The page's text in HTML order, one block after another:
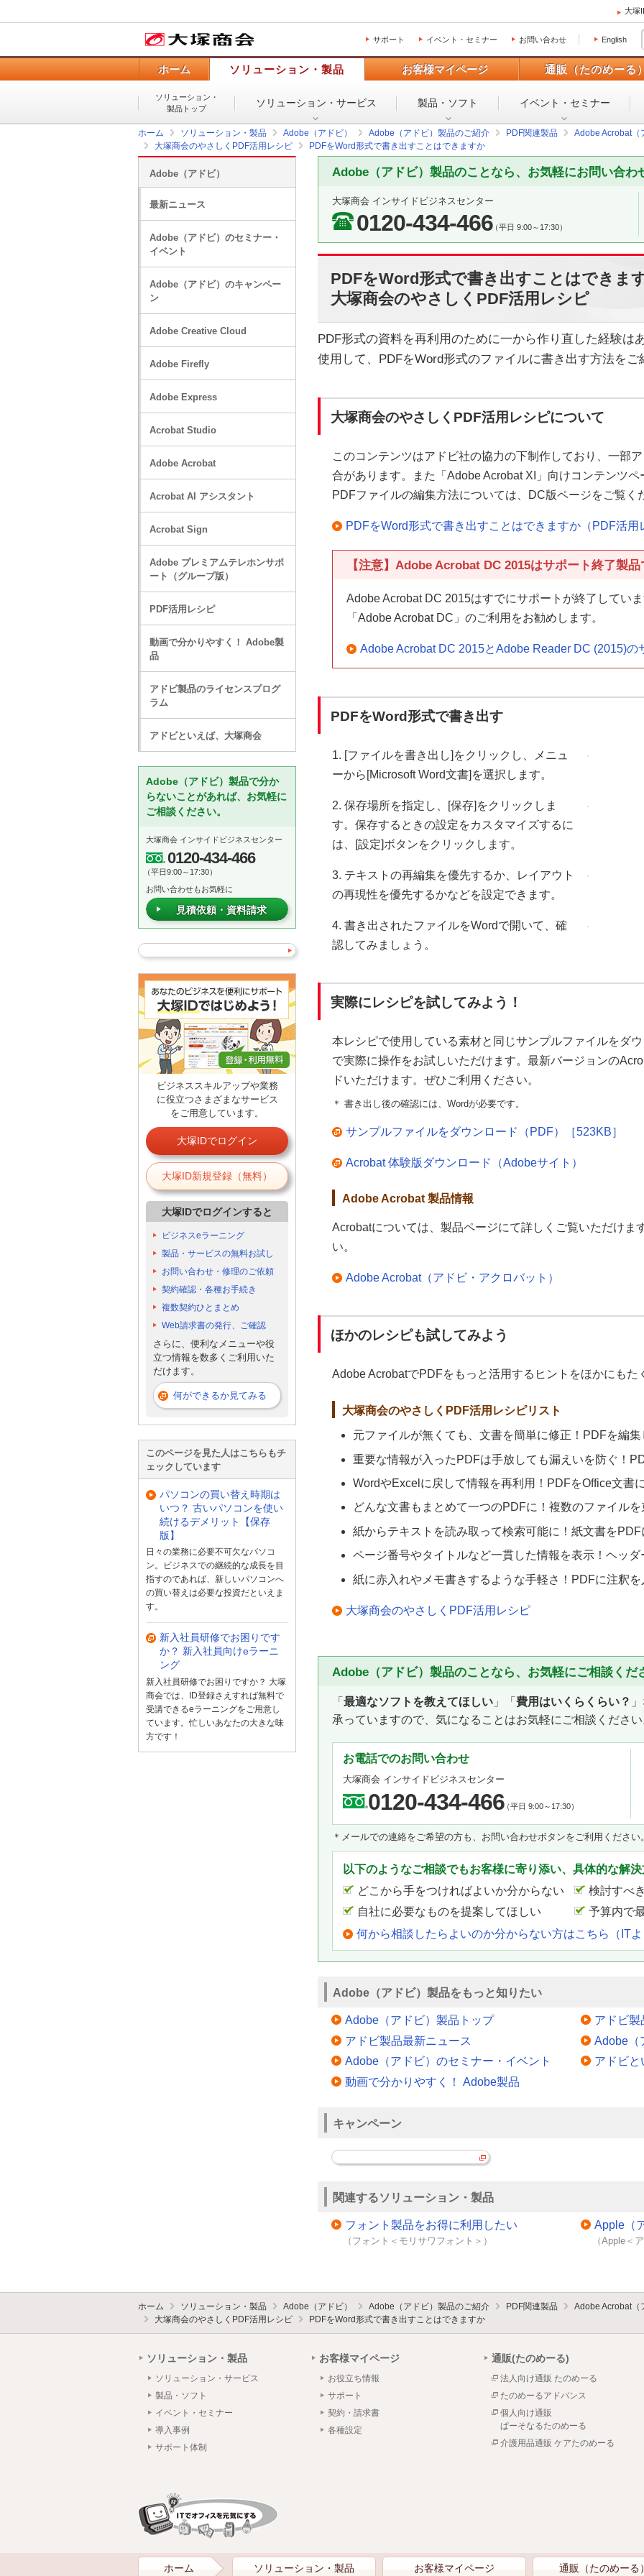
大塚
サポート イベント・セミナー お問い合わせ English
ホーム ソリューション・製品 お客様マイページ 通販（たのめーる）
ソリューション・
製品トップ
ソリューション・ サービス 製品・ソフト イベント・ セミナー
ホーム ソリューション・製品 Adobe（アドビ） Adobe（アドビ）製品のご紹介 PDF関連製品
Adobe Acrobat（
大塚商会のやさしくPDF活用レシピ
PDFをWord形式で書き出すことはできますか
Adobe（アドビ）製品のことなら、お気軽にお問い合わ
大塚商会 インサイドビジネスセンター
0120-434-466（平日 9:00～17:30）
PDFをWord形式で書き出すことはできま
大塚商会のやさしくPDF活用レシピ
PDF形式の資料を再利用のために一から作り直した経験は
使用して、PDFをWord形式のファイルに書き出す方法をご
大塚商会のやさしくPDF活用レシピについて
このコンテンツはアドビ社の協力の下制作しており、一部
合があります。また「Adobe Acrobat XI」向けコンテンツ
PDFファイルの編集方法については、DC版ページをご覧く
PDFをWord形式で書き出すことはできますか（PDF活用
【注意】Adobe Acrobat DC 2015はサポート終了製品
Adobe Acrobat DC 2015はすでにサポートが終了してい
「Adobe Acrobat DC」のご利用をお勧めします。
Adobe Acrobat DC 2015とAdobe Reader DC (2015)の
PDFをWord形式で書き出す
1. [ファイルを書き出し]をクリックし、メニュ
ーから[Microsoft Word文書]を選択します。
2. 保存場所を指定し、[保存]をクリックしま
す。保存するときの設定をカスタマイズするに
は、[設定]ボタンをクリックします。
3. テキストの再編集を優先するか、レイアウト
の再現性を優先するかなどを設定できます。
4. 書き出されたファイルをWordで開いて、確
認してみましょう。
実際にレシピを試してみよう！
本レシピで使用している素材と同じサンプルファイルをダ
で実際に操作をお試しいただけます。最新バージョンの
ドいただけます。ぜひご利用ください。
＊ 書き出し後の確認には、Wordが必要です。
サンプルファイルをダウンロード（PDF）［523KB］
Acrobat 体験版ダウンロード（Adobeサイト）
Adobe Acrobat 製品情報
Acrobatについては、製品ページにて詳しくご覧いただけま
い。
Adobe Acrobat（アドビ・アクロバット）
ほかのレシピも試してみよう
Adobe AcrobatでPDFをもっと活用するヒントをほかにもた
大塚商会のやさしくPDF活用レシピリスト
元ファイルが無くても、文書を簡単に修正！PDFを編
重要な情報が入ったPDFは手放しても漏えいを防ぐ！
WordやExcelに戻して情報を再利用！PDFをOffice文書
どんな文書もまとめて一つのPDFに！複数のファイル
紙からテキストを読み取って検索可能に！紙文書を
ページ番号やタイトルなど一貫した情報を表示！ヘッ
紙に赤入れやメモ書きするような手軽さ！PDFに注釈
大塚商会のやさしくPDF活用レシピ
Adobe（アドビ）製品のことなら、お気軽にご相談くだ
「 最適なソフトを教えてほしい 」「 費用はいくらくらい？
承っていますので、気になることはお気軽にご相談ください
お電話でのお問い合わせ
大塚商会 インサイドビジネスセンター
0120-434-466（平日 9:00～17:30）
＊メールでの連絡をご希望の方も、お問い合わせボタンをご利用ください。
以下のようなご相談でもお客様に寄り添い、具体的な解
どこから手をつければよいか分からない
検討すべ
自社に必要なものを提案してほしい
予算内で
何から相談したらよいのか分からない方はこちら（ITよ
Adobe（アドビ）製品をもっと知りたい
Adobe（アドビ）製品トップ
アドビ製品最新ニュース
Adobe（アドビ）のセミナー・イベント
動画で分かりやすく！ Adobe製品
アドビ製
Adobe（
アドビと
キャンペーン
関連するソリューション・製品
フォント製品をお得に利用したい
（フォント＜モリサワフォント＞）
Apple（
（Apple＜
Adobe（アドビ）
最新ニュース
Adobe（アドビ）のセミナー・
イベント
Adobe（アドビ）のキャンペー
ン
Adobe Creative Cloud
Adobe Firefly
Adobe Express
Acrobat Studio
Adobe Acrobat
Acrobat AI アシスタント
Acrobat Sign
Adobe プレミアムテレホンサポ
ート（グループ版）
PDF活用レシピ
動画で分かりやすく！ Adobe製
品
アドビ製品のライセンスプログ
ラム
アドビといえば、大塚商会
Adobe（アドビ）製品で分か
らないことがあれば、お気軽に
ご相談ください。
大塚商会 インサイドビジネスセンター
0120-434-466
（平日9:00～17:30）
お問い合わせもお気軽に
見積依頼・資料請求
ビジネススキルアップや業務
に役立つさまざまなサービス
をご用意しています。
大塚IDでログイン
大塚ID新規登録（無料）
大塚IDでログインすると
ビジネスeラーニング
製品・サービスの無料お試し
お問い合わせ・修理のご依頼
契約確認・各種お手続き
複数契約ひとまとめ
Web請求書の発行、ご確認
さらに、便利なメニューや役
立つ情報を数多くご利用いた
だけます。
何ができるか見てみる
このページを見た人はこちらもチ
ェックしています
パソコンの買い替え時期は
いつ？ 古いパソコンを使い
続けるデメリット【保存
版】
日々の業務に必要不可欠なパソコ
ン。ビジネスでの継続的な成長を目
指すのであれば、新しいパソコンへ
の買い替えは必要な投資だといえま
す。
新入社員研修でお困りです
か？ 新入社員向けeラーニ
ング
新入社員研修でお困りですか？ 大塚
商会では、ID登録さえすれば無料で
受講できるeラーニングをご用意し
ています。忙しいあなたの大きな味
方です！
ホーム ソリューション・製品 Adobe（アドビ） Adobe（アドビ）製品のご紹介 PDF関連製品
Adobe Acrobat（
大塚商会のやさしくPDF活用レシピ
PDFをWord形式で書き出すことはできますか
ソリューション・製品
ソリューション・サービス
製品・ソフト
イベント・セミナー
導入事例
サポート体制
お客様マイページ
お役立ち情報
サポート
契約・請求書
各種設定
通販(たのめーる)
法人向け通販 たのめーる
たのめーるアドバンス
個人向け通販
ぱーそなるたのめーる
介護用品通販 ケアたのめーる
ホーム ソリューション・製品 お客様マイページ 通販（たのめーる）